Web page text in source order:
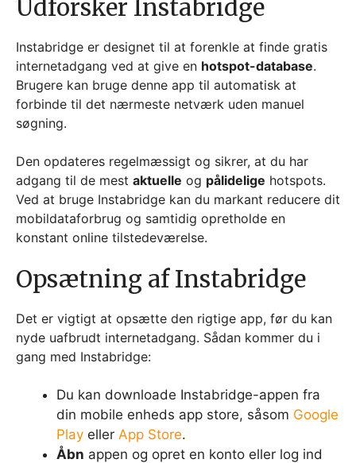
Udforsker Instabridge
Instabridge er designet til at forenkle at finde gratis
internetadgang ved at give en hotspot-database.
Brugere kan bruge denne app til automatisk at
forbinde til det nærmeste netværk uden manuel
søgning.
Den opdateres regelmæssigt og sikrer, at du har
adgang til de mest aktuelle og pålidelige hotspots.
Ved at bruge Instabridge kan du markant reducere dit
mobildataforbrug og samtidig opretholde en
konstant online tilstedeværelse.
Opsætning af Instabridge
Det er vigtigt at opsætte den rigtige app, før du kan
nyde uafbrudt internetadgang. Sådan kommer du i
gang med Instabridge:
Du kan downloade Instabridge-appen fra
din mobile enheds app store, såsom Google
Play eller App Store.
Åbn appen og opret en konto eller log ind